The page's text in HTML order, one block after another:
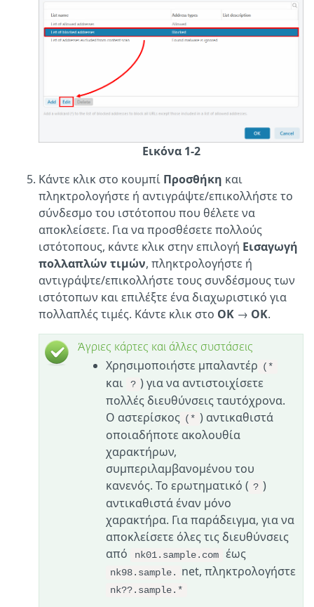
Εικόνα 1-2
Κάντε κλικ στο κουμπί Προσθήκη και
πληκτρολογήστε ή αντιγράψτε/επικολλήστε το
σύνδεσμο του ιστότοπου που θέλετε να
αποκλείσετε. Για να προσθέσετε πολλούς
ιστότοπους, κάντε κλικ στην επιλογή Εισαγωγή
πολλαπλών τιμών, πληκτρολογήστε ή
αντιγράψτε/επικολλήστε τους συνδέσμους των
ιστότοπων και επιλέξτε ένα διαχωριστικό για
πολλαπλές τιμές. Κάντε κλικ στο OK → OK.
Άγριες κάρτες και άλλες συστάσεις
Χρησιμοποιήστε μπαλαντέρ (*
και ? ) για να αντιστοιχίσετε
πολλές διευθύνσεις ταυτόχρονα.
Ο αστερίσκος (* ) αντικαθιστά
οποιαδήποτε ακολουθία
χαρακτήρων,
συμπεριλαμβανομένου του
κανενός. Το ερωτηματικό ( ? )
αντικαθιστά έναν μόνο
χαρακτήρα. Για παράδειγμα, για να
αποκλείσετε όλες τις διευθύνσεις
από
nk01.sample.com έως
nk98.sample. net, πληκτρολογήστε
nk??.sample.*